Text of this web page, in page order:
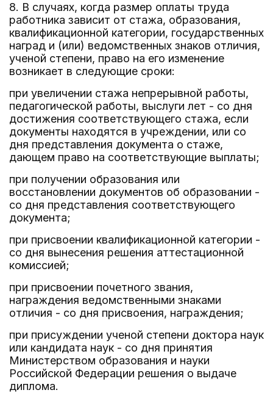
8. В случаях, когда размер оплаты труда
работника зависит от стажа, образования,
квалификационной категории, государственных
наград и (или) ведомственных знаков отличия,
ученой степени, право на его изменение
возникает в следующие сроки:
при увеличении стажа непрерывной работы,
педагогической работы, выслуги лет - со дня
достижения соответствующего стажа, если
документы находятся в учреждении, или со
дня представления документа о стаже,
дающем право на соответствующие выплаты;
при получении образования или
восстановлении документов об образовании -
со дня представления соответствующего
документа;
при присвоении квалификационной категории -
со дня вынесения решения аттестационной
комиссией;
при присвоении почетного звания,
награждения ведомственными знаками
отличия - со дня присвоения, награждения;
при присуждении ученой степени доктора наук
или кандидата наук - со дня принятия
Министерством образования и науки
Российской Федерации решения о выдаче
диплома.